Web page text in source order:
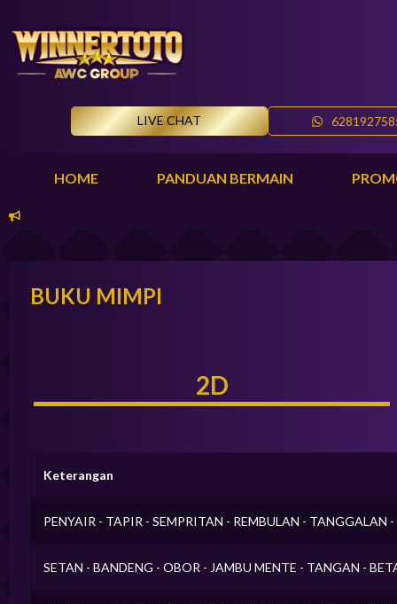
LIVE CHAT
HOME PANDUAN BERMAIN
BUKU MIMPI
2D
Keterangan
PENYAIR - TAPIR - SEMPRITAN - REMBULAN - TANGGALAN
SETAN - BANDENG - OBOR - JAMBU MENTE - TANGAN -